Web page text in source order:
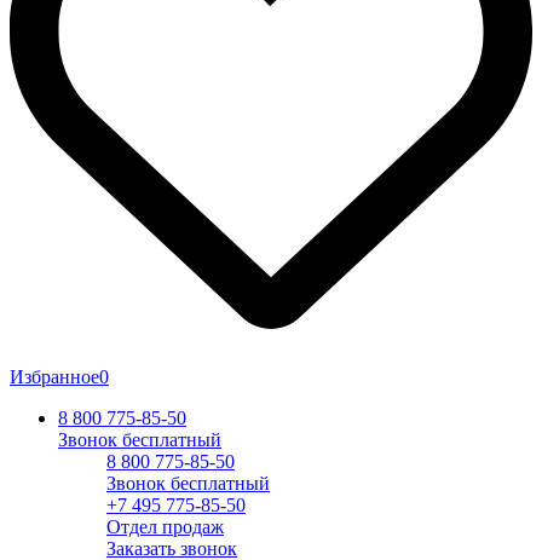
Избранное0
8 800 775-85-50
Звонок бесплатный
8 800 775-85-50
Звонок бесплатный
+7 495 775-85-50
Отдел продаж
Заказать звонок